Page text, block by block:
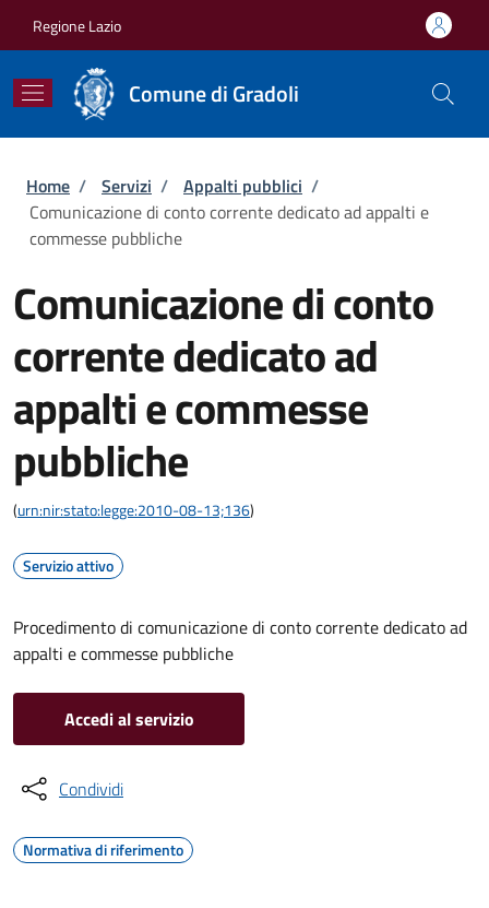
Regione Lazio
Comune di Gradoli
Briciole di pane
Home / Servizi / Appalti pubblici /
Comunicazione di conto corrente dedicato ad appalti e
commesse pubbliche
Comunicazione di conto
corrente dedicato ad
appalti e commesse
pubbliche
(urn:nir:stato:legge:2010-08-13;136)
Servizio attivo
Procedimento di comunicazione di conto corrente dedicato ad
appalti e commesse pubbliche
Accedi al servizio
Condividi
Normativa di riferimento